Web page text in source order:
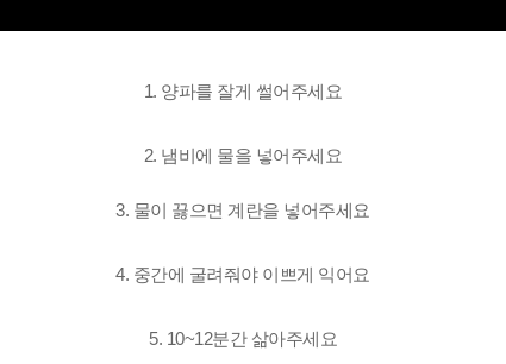
1. 양파를 잘게 썰어주세요
2. 냄비에 물을 넣어주세요
3. 물이 끓으면 계란을 넣어주세요
4. 중간에 굴려줘야 이쁘게 익어요
5. 10~12분간 삶아주세요